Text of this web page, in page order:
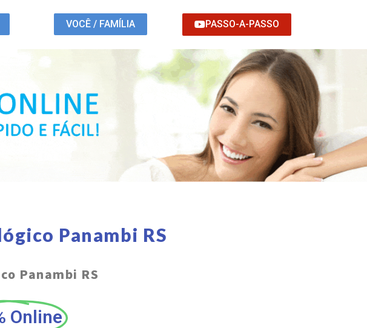
VOCÊ / FAMÍLIA PASSO-A-PASSO
Panambi RS
Panambi RS
Online